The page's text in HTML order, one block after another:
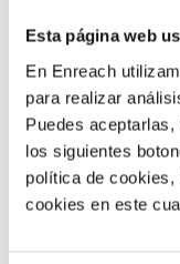
Esta página web
En Enreach
para realizar
Puedes
los siguientes
política de
cookies en este
presente en los
cambiantes y
percepciones y
otro de los
4.-